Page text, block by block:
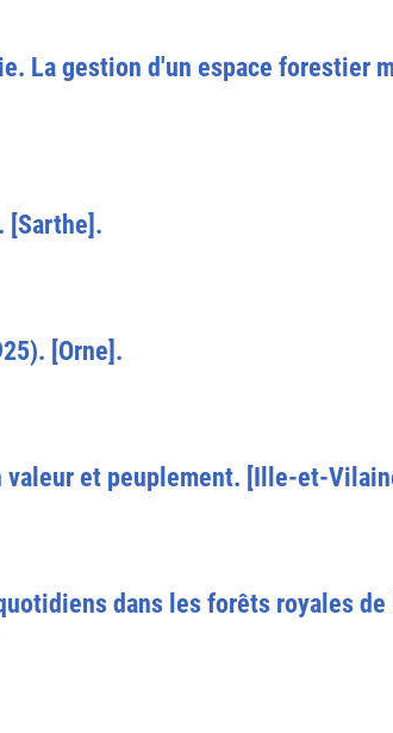
La gestion d'un espace forestier
[Sarthe].
[Orne].
valeur et peuplement. [Ille-et-
dans les forêts royales de